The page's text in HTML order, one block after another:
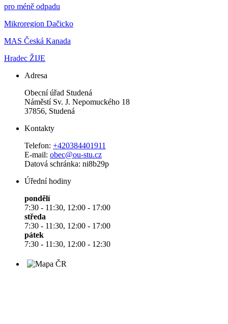
pro méně odpadu
Mikroregion Dačicko
MAS Česká Kanada
Hradec ŽIJE
Adresa
Obecní úřad Studená
Náměstí Sv. J. Nepomuckého 18
37856, Studená
Kontakty
Telefon: +420384401911
E-mail: obec@ou-stu.cz
Datová schránka: ni8b29p
Úřední hodiny
pondělí
7:30 - 11:30, 12:00 - 17:00
středa
7:30 - 11:30, 12:00 - 17:00
pátek
7:30 - 11:30, 12:00 - 12:30